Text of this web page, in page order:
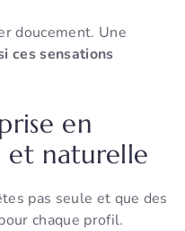
doucement. Une
ces sensations
en
et naturelle
pas seule et que des
chaque profil.